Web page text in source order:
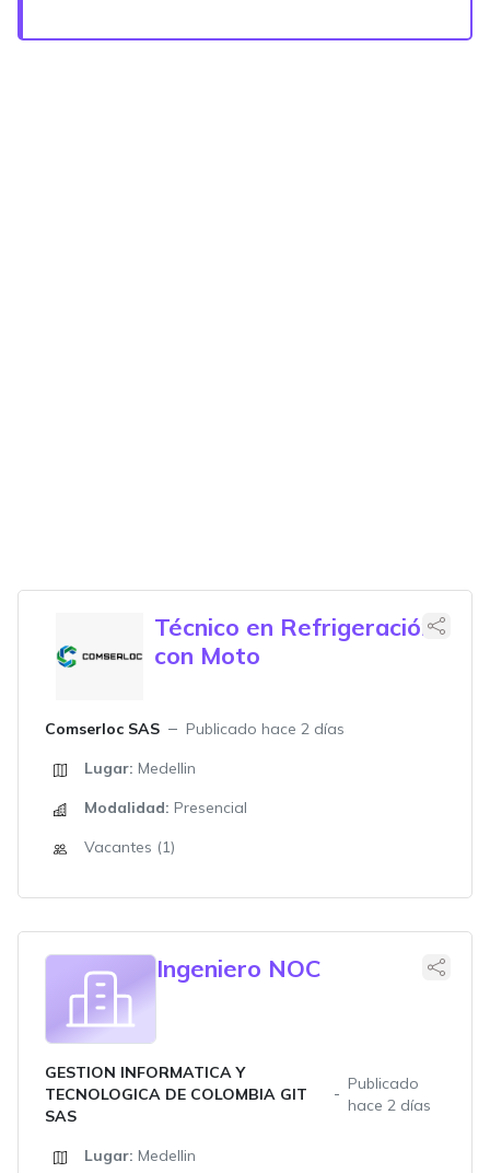
Técnico en Refrigeración
con Moto
Comserloc SAS
Publicado hace 2 días
Lugar: Medellin
Modalidad: Presencial
Vacantes (1)
Ingeniero NOC
GESTION INFORMATICA Y
TECNOLOGICA DE COLOMBIA GIT
SAS
Publicado
hace 2 días
Lugar: Medellin